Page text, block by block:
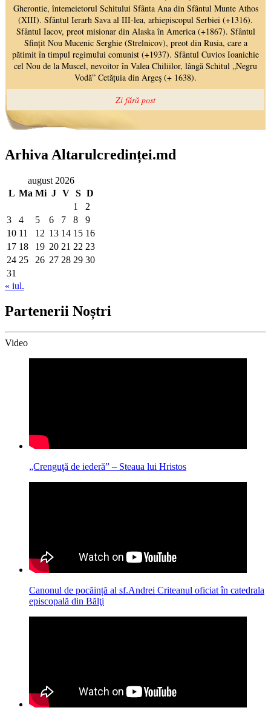
Arhiva Altarulcredinței.md
august 2026
L Ma Mi J V S D
1
2
3
4 5 6 7 8
9
10 11 12 13 14 15 16
17 18 19 20 21 22 23
24 25 26 27 28 29 30
31
« iul.
Partenerii Noștri
Video
„Crenguţă de iederă” – Steaua lui Hristos
Canonul de pocăință al sf.Andrei Criteanul oficiat în catedrala
episcopală din Bălţi